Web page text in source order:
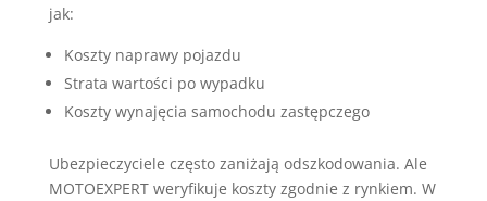
jak:
Koszty naprawy pojazdu
Strata wartości po wypadku
Koszty wynajęcia samochodu zastępczego
Ubezpieczyciele często zaniżają odszkodowania. Ale
MOTOEXPERT weryfikuje koszty zgodnie z rynkiem. W